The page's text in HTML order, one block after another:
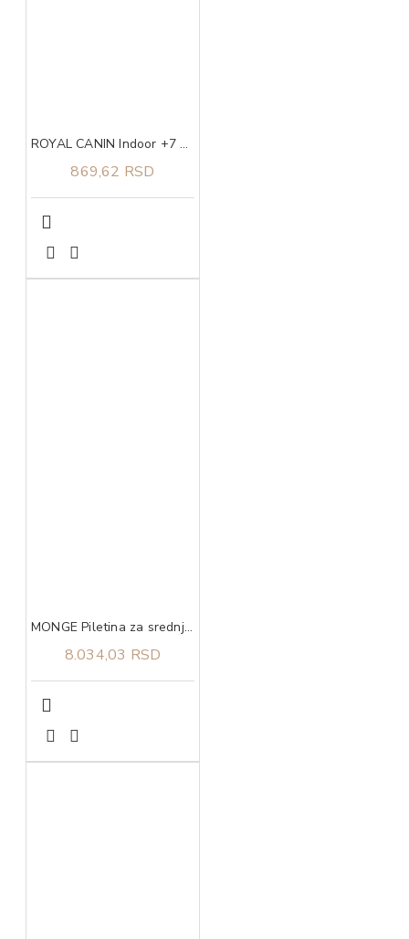
ROYAL CANIN Indoor +7 0,4kg
869,62 RSD
MONGE Piletina za srednje rase puppy 12kg
8.034,03 RSD